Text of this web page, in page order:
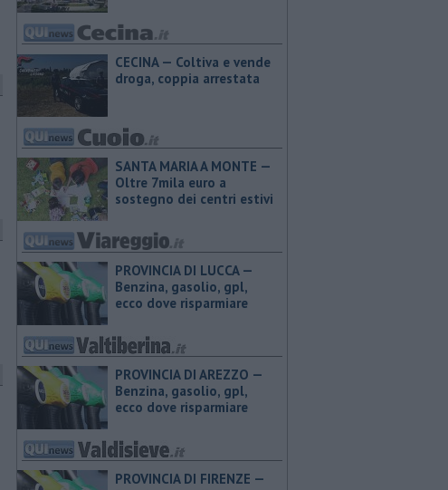
CECINA — Coltiva e vende
droga, coppia arrestata
SANTA MARIA A MONTE —
Oltre 7mila euro a
sostegno dei centri estivi
PROVINCIA DI LUCCA — ​
Benzina, gasolio, gpl,
ecco dove risparmiare
PROVINCIA DI AREZZO — ​
Benzina, gasolio, gpl,
ecco dove risparmiare
PROVINCIA DI FIRENZE — ​